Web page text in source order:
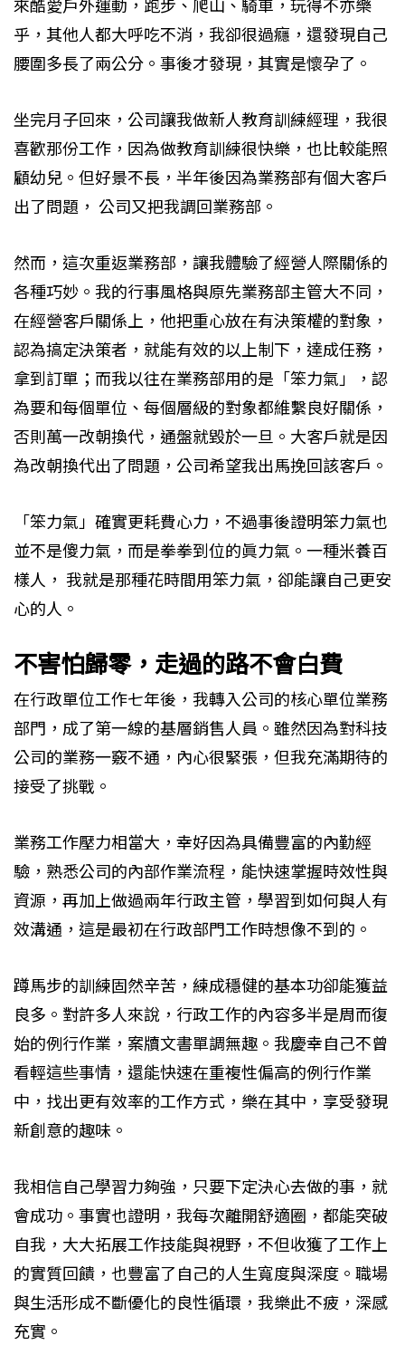
來酷愛戶外運動，跑步、爬山、騎車，玩得不亦樂
乎，其他人都大呼吃不消，我卻很過癮，還發現自己
腰圍多長了兩公分。事後才發現，其實是懷孕了。
坐完月子回來，公司讓我做新人教育訓練經理，我很
喜歡那份工作，因為做教育訓練很快樂，也比較能照
顧幼兒。但好景不長，半年後因為業務部有個大客戶
出了問題， 公司又把我調回業務部。
然而，這次重返業務部，讓我體驗了經營人際關係的
各種巧妙。我的行事風格與原先業務部主管大不同，
在經營客戶關係上，他把重心放在有決策權的對象，
認為搞定決策者，就能有效的以上制下，達成任務，
拿到訂單；而我以往在業務部用的是「笨力氣」，認
為要和每個單位、每個層級的對象都維繫良好關係，
否則萬一改朝換代，通盤就毀於一旦。大客戶就是因
為改朝換代出了問題，公司希望我出馬挽回該客戶。
「笨力氣」確實更耗費心力，不過事後證明笨力氣也
並不是傻力氣，而是拳拳到位的眞力氣。一種米養百
樣人， 我就是那種花時間用笨力氣，卻能讓自己更安
心的人。
不害怕歸零，走過的路不會白費
在行政單位工作七年後，我轉入公司的核心單位業務
部門，成了第一線的基層銷售人員。雖然因為對科技
公司的業務一竅不通，內心很緊張，但我充滿期待的
接受了挑戰。
業務工作壓力相當大，幸好因為具備豐富的內勤經
驗，熟悉公司的內部作業流程，能快速掌握時效性與
資源，再加上做過兩年行政主管，學習到如何與人有
效溝通，這是最初在行政部門工作時想像不到的。
蹲馬步的訓練固然辛苦，練成穩健的基本功卻能獲益
良多。對許多人來說，行政工作的內容多半是周而復
始的例行作業，案牘文書單調無趣。我慶幸自己不曾
看輕這些事情，還能快速在重複性偏高的例行作業
中，找出更有效率的工作方式，樂在其中，享受發現
新創意的趣味。
我相信自己學習力夠強，只要下定決心去做的事，就
會成功。事實也證明，我每次離開舒適圈，都能突破
自我，大大拓展工作技能與視野，不但收獲了工作上
的實質回饋，也豐富了自己的人生寬度與深度。職場
與生活形成不斷優化的良性循環，我樂此不疲，深感
充實。